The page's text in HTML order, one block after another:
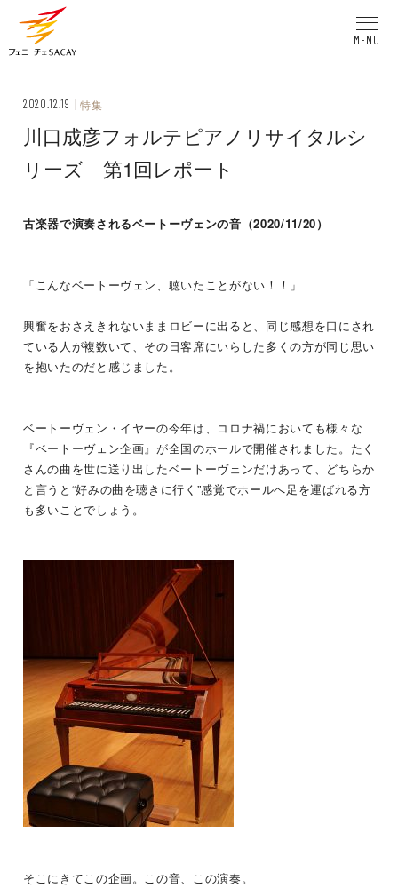
MENU
2020.12.19 特集
川口成彦フォルテピアノリサイタルシ
リーズ 第1回レポート
古楽器で演奏されるベートーヴェンの音（2020/11/20）
「こんなベートーヴェン、聴いたことがない！！」
興奮をおさえきれないままロビーに出ると、同じ感想を口にされ
ている人が複数いて、その日客席にいらした多くの方が同じ思い
を抱いたのだと感じました。
ベートーヴェン・イヤーの今年は、コロナ禍においても様々な
『ベートーヴェン企画』が全国のホールで開催されました。たく
さんの曲を世に送り出したベートーヴェンだけあって、どちらか
と言うと“好みの曲を聴きに行く”感覚でホールへ足を運ばれる方
も多いことでしょう。
そこにきてこの企画。この音、この演奏。